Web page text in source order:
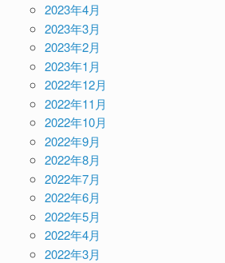
2023年4月
2023年3月
2023年2月
2023年1月
2022年12月
2022年11月
2022年10月
2022年9月
2022年8月
2022年7月
2022年6月
2022年5月
2022年4月
2022年3月